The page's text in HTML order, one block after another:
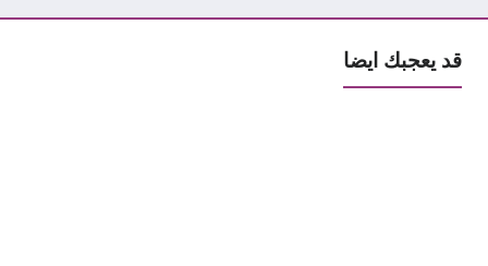
قد يعجبك ايضا